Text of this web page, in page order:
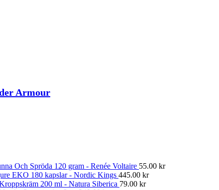
Armour
Och Spröda 120 gram - Renée Voltaire 55.00 kr
EKO 180 kapslar - Nordic Kings 445.00 kr
200 ml - Natura Siberica 79.00 kr